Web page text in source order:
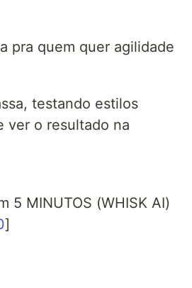
pra quem quer agilidade
testando estilos
ver o resultado na
5 MINUTOS (WHISK AI)
]